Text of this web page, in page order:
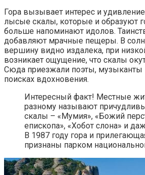
Гора вызывает интерес и
лысые скалы, которые и образуют
больше напоминают идолов.
добавляют мрачные пещеры. В
вершину видно издалека, при
возникает ощущение, что скалы
Сюда приезжали поэты, музыканты
поисках вдохновения.
Интересный факт! Местные
разному называют
скалы – «Мумия», «Божий
епископа», «Хобот слона» и
В 1987 году гора и
признаны парком